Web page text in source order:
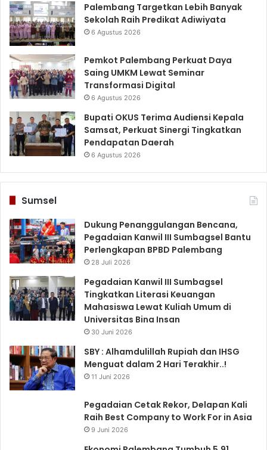
Palembang Targetkan Lebih Banyak
Sekolah Raih Predikat Adiwiyata
6 Agustus 2026
Pemkot Palembang Perkuat Daya
Saing UMKM Lewat Seminar
Transformasi Digital
6 Agustus 2026
Bupati OKUS Terima Audiensi Kepala
Samsat, Perkuat Sinergi Tingkatkan
Pendapatan Daerah
6 Agustus 2026
Sumsel
Dukung Penanggulangan Bencana,
Pegadaian Kanwil III Sumbagsel Bantu
Perlengkapan BPBD Palembang
28 Juli 2026
Pegadaian Kanwil III Sumbagsel
Tingkatkan Literasi Keuangan
Mahasiswa Lewat Kuliah Umum di
Universitas Bina Insan
30 Juni 2026
SBY : Alhamdulillah Rupiah dan IHSG
Menguat dalam 2 Hari Terakhir..!
11 Juni 2026
Pegadaian Cetak Rekor, Delapan Kali
Raih Best Company to Work For in Asia
9 Juni 2026